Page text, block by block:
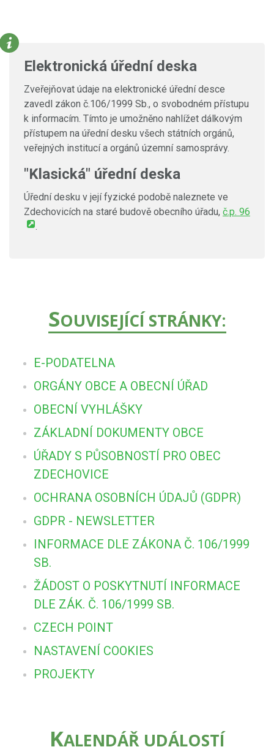
Elektronická úřední deska
Zveřejňovat údaje na elektronické úřední desce
zavedl zákon č.106/1999 Sb., o svobodném přístupu
k informacím. Tímto je umožněno nahlížet dálkovým
přístupem na úřední desku všech státních orgánů,
veřejných institucí a orgánů územní samosprávy.
"Klasická" úřední deska
Úřední desku v její fyzické podobě naleznete ve
Zdechovicích na staré budově obecního úřadu, č.p. 96
.
SOUVISEJÍCÍ STRÁNKY:
E-PODATELNA
ORGÁNY OBCE A OBECNÍ ÚŘAD
OBECNÍ VYHLÁŠKY
ZÁKLADNÍ DOKUMENTY OBCE
ÚŘADY S PŮSOBNOSTÍ PRO OBEC
ZDECHOVICE
OCHRANA OSOBNÍCH ÚDAJŮ (GDPR)
GDPR - NEWSLETTER
INFORMACE DLE ZÁKONA Č. 106/1999
SB.
ŽÁDOST O POSKYTNUTÍ INFORMACE
DLE ZÁK. Č. 106/1999 SB.
CZECH POINT
NASTAVENÍ COOKIES
PROJEKTY
KALENDÁŘ UDÁLOSTÍ